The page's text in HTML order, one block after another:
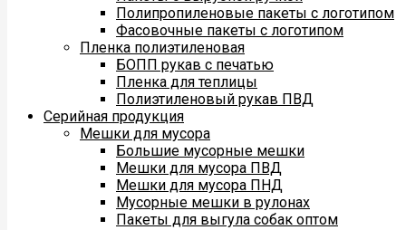
Полипропиленовые пакеты с логотипом
Фасовочные пакеты с логотипом
Пленка полиэтиленовая
БОПП рукав с печатью
Пленка для теплицы
Полиэтиленовый рукав ПВД
Серийная продукция
Мешки для мусора
Большие мусорные мешки
Мешки для мусора ПВД
Мешки для мусора ПНД
Мусорные мешки в рулонах
Пакеты для выгула собак оптом